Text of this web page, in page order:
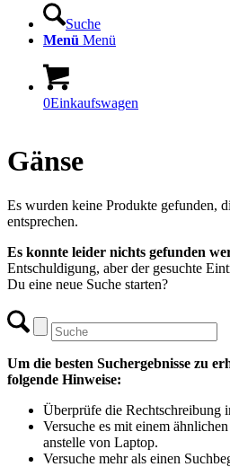
Suche
Menü Menü
0Einkaufswagen
Gänse
Es wurden keine Produkte gefunden,
entsprechen.
Es konnte leider nichts gefunden
Entschuldigung, aber der gesuchte
Du eine neue Suche starten?
Um die besten Suchergebnisse zu
folgende Hinweise:
Überprüfe die Rechtschreibung
Versuche es mit einem
anstelle von Laptop.
Versuche mehr als einen